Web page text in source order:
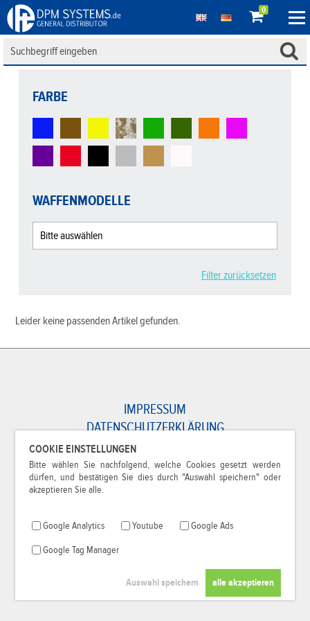
COOKIE EINSTELLUNGEN
Bitte wählen Sie nachfolgend, welche Cookies gesetzt werden
dürfen, und bestätigen Sie dies durch "Auswahl speichern" oder
akzeptieren Sie alle.
Google Analytics Youtube Google Ads
Google Tag Manager
0
FARBE
WAFFENMODELLE
Filter zurücksetzen
Leider keine passenden Artikel gefunden.
IMPRESSUM
DATENSCHUTZERKLÄRUNG
*Alle Preise inkl. MwSt. und zzgl.Versandkosten
© 2000-2026 79Pixel, alle Rechte vorbehalten.